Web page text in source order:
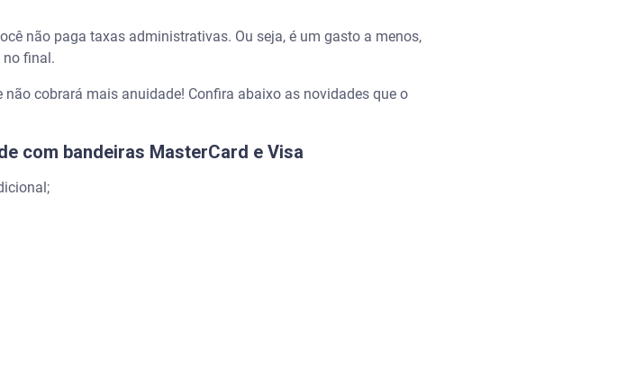
não paga taxas administrativas. Ou seja, é um gasto a menos,
no final.
não cobrará mais anuidade! Confira abaixo as novidades que o
com bandeiras MasterCard e Visa